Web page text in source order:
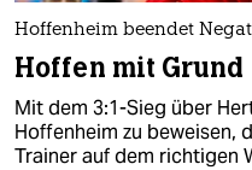
Hoffenheim beendet
Hoffen mit Grund
Mit dem 3:1-Sieg über
Hoffenheim zu beweisen,
Trainer auf dem richtigen